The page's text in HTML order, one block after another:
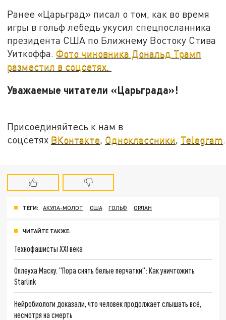
Ранее «Царьград» писал о том, как во время
игры в гольф лебедь укусил спецпосланника
президента США по Ближнему Востоку Стива
Уиткоффа.Фото чиновника Дональд Трамп
разместил в соцсетях.
Уважаемые читатели «Царьграда»!
Присоединяйтесь к нам в
соцсетях ВКонтакте, Одноклассники, Telegram.
ТЕГИ: АКУЛА-МОЛОТ США ГОЛЬФ ОРЛАН
ЧИТАЙТЕ ТАКЖЕ:
Технофашисты XXI века
Оплеуха Маску. "Пора снять белые перчатки": Как уничтожить
Starlink
Нейробиологи доказали, что человек продолжает слышать всё,
несмотря на смерть